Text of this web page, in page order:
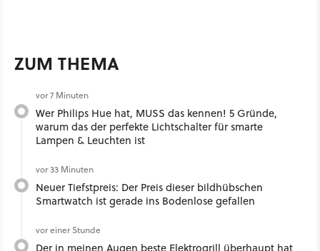
ZUM THEMA
vor 7 Minuten
Wer Philips Hue hat, MUSS das kennen! 5 Gründe,
warum das der perfekte Lichtschalter für smarte
Lampen & Leuchten ist
vor 33 Minuten
Neuer Tiefstpreis: Der Preis dieser bildhübschen
Smartwatch ist gerade ins Bodenlose gefallen
vor einer Stunde
Der in meinen Augen beste Elektrogrill überhaupt hat